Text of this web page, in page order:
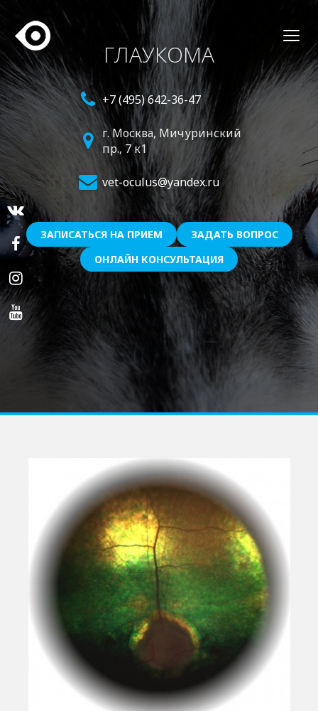
ГЛАУКОМА
+7 (495) 642-36-47
г. Москва, Мичуринский
пр., 7 к1
vet-oculus@yandex.ru
ЗАПИСАТЬСЯ НА ПРИЕМ
ЗАДАТЬ ВОПРОС
ОНЛАЙН КОНСУЛЬТАЦИЯ